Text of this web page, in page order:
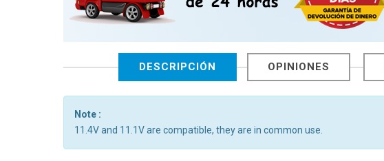
DESCRIPCIÓN OPINIONES
Note :
11.4V and 11.1V are compatible, they are in common use.